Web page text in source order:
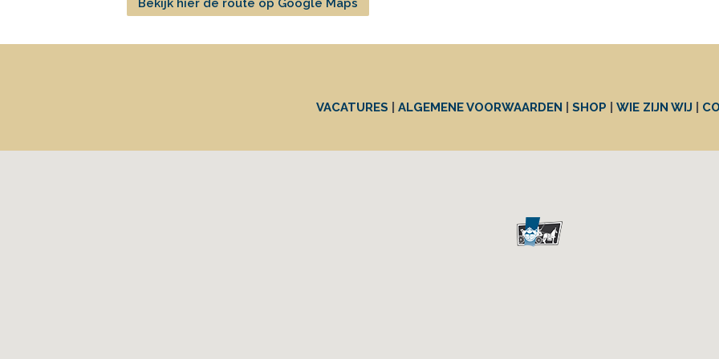
Bekijk hier de route op Google Maps
VACATURES ALGEMENE VOORWAARDEN SHOP WIE ZIJN WIJ